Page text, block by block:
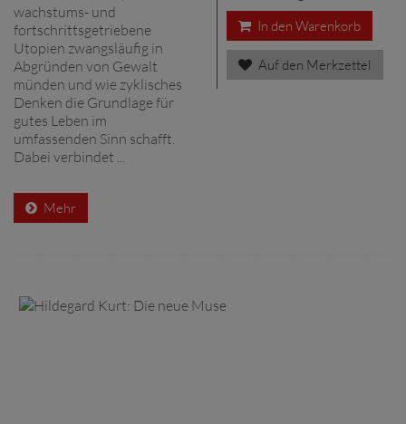
wachstums- und
fortschrittsgetriebene
Utopien zwangsläufig in
Abgründen von Gewalt
münden und wie zyklisches
Denken die Grundlage für
gutes Leben im
umfassenden Sinn schafft.
Dabei verbindet ...
Mehr
In den Warenkorb
Auf den Merkzettel